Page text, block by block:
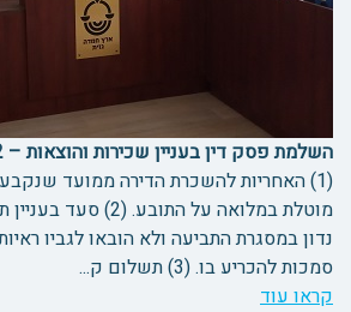
השלמת פסק דין בעניין שכירות והוצאות – 84036-2
(1) האחריות להשכרת הדירה ממועד
מוטלת במלואה על התובע.
נדון במסגרת התביעה ולא הובאו לגביו
סמכות להכריע בו. (3) תשלום ק...
קראו עוד